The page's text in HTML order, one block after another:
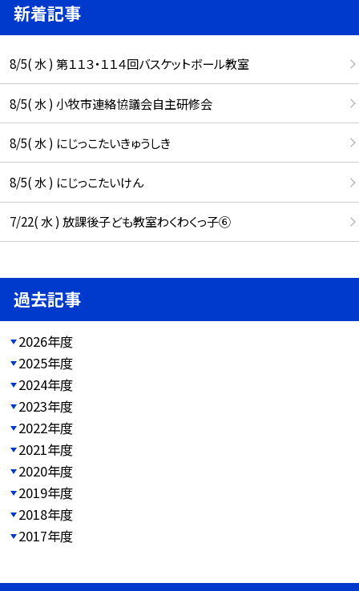
新着記事
8/5( 水 ) 第１１３・１１４回バスケットボール教室
8/5( 水 ) 小牧市連絡協議会自主研修会
8/5( 水 ) にじっこたいきゅうしき
8/5( 水 ) にじっこたいけん
7/22( 水 ) 放課後子ども教室わくわくっ子⑥
過去記事
2026年度
2025年度
2024年度
2023年度
2022年度
2021年度
2020年度
2019年度
2018年度
2017年度